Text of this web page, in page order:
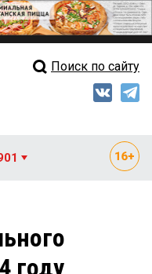
Свежий выпуск
Рейтинги
Поиск по сайту
году